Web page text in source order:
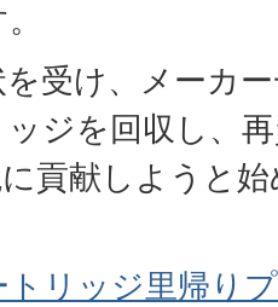
受け、メーカ
ジを回収し、
貢献しようと
トリッジ里帰り